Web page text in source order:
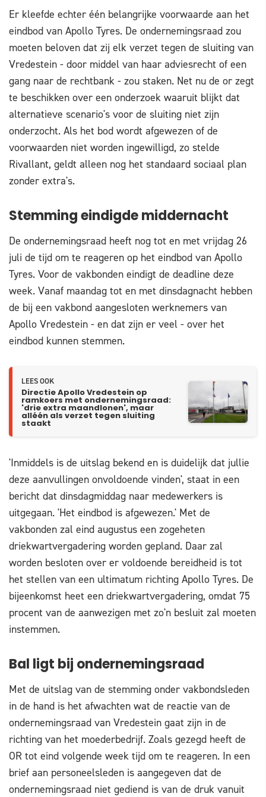
Er kleefde echter één belangrijke voorwaarde aan het
eindbod van Apollo Tyres. De ondernemingsraad zou
moeten beloven dat zij elk verzet tegen de sluiting van
Vredestein - door middel van haar adviesrecht of een
gang naar de rechtbank - zou staken. Net nu de or zegt
te beschikken over een onderzoek waaruit blijkt dat
alternatieve scenario's voor de sluiting niet zijn
onderzocht. Als het bod wordt afgewezen of de
voorwaarden niet worden ingewilligd, zo stelde
Rivallant, geldt alleen nog het standaard sociaal plan
zonder extra's.
Stemming eindigde middernacht
De ondernemingsraad heeft nog tot en met vrijdag 26
juli de tijd om te reageren op het eindbod van Apollo
Tyres. Voor de vakbonden eindigt de deadline deze
week. Vanaf maandag tot en met dinsdagnacht hebben
de bij een vakbond aangesloten werknemers van
Apollo Vredestein - en dat zijn er veel - over het
eindbod kunnen stemmen.
LEES OOK
Directie Apollo Vredestein op
ramkoers met ondernemingsraad:
'drie extra maandlonen', maar
alléén als verzet tegen sluiting
staakt
'Inmiddels is de uitslag bekend en is duidelijk dat jullie
deze aanvullingen onvoldoende vinden', staat in een
bericht dat dinsdagmiddag naar medewerkers is
uitgegaan. 'Het eindbod is afgewezen.' Met de
vakbonden zal eind augustus een zogeheten
driekwartvergadering worden gepland. Daar zal
worden besloten over er voldoende bereidheid is tot
het stellen van een ultimatum richting Apollo Tyres. De
bijeenkomst heet een driekwartvergadering, omdat 75
procent van de aanwezigen met zo'n besluit zal moeten
instemmen.
Bal ligt bij ondernemingsraad
Met de uitslag van de stemming onder vakbondsleden
in de hand is het afwachten wat de reactie van de
ondernemingsraad van Vredestein gaat zijn in de
richting van het moederbedrijf. Zoals gezegd heeft de
OR tot eind volgende week tijd om te reageren. In een
brief aan personeelsleden is aangegeven dat de
ondernemingsraad niet gediend is van de druk vanuit